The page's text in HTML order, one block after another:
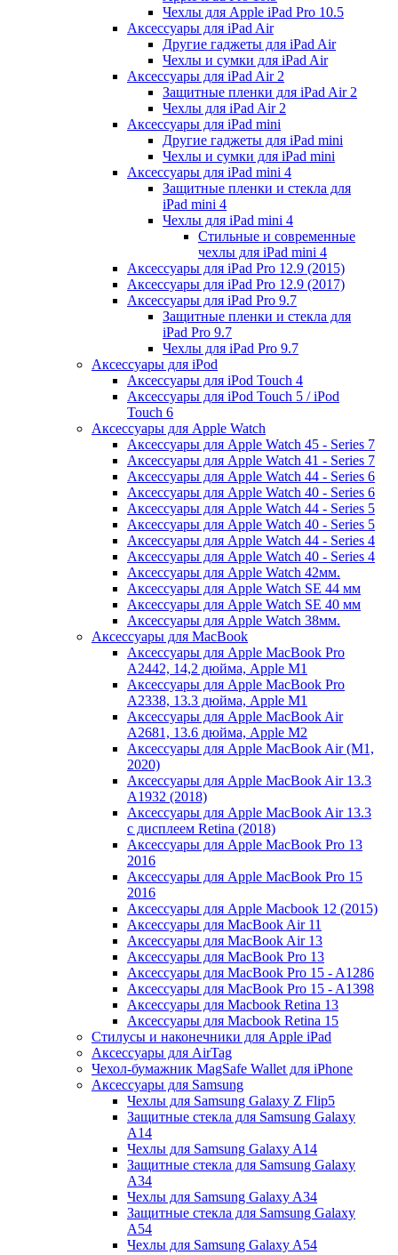
Чехлы для Apple iPad Pro 10.5
Аксессуары для iPad Air
Другие гаджеты для iPad Air
Чехлы и сумки для iPad Air
Аксессуары для iPad Air 2
Защитные пленки для iPad Air 2
Чехлы для iPad Air 2
Аксессуары для iPad mini
Другие гаджеты для iPad mini
Чехлы и сумки для iPad mini
Аксессуары для iPad mini 4
Защитные пленки и стекла для
iPad mini 4
Чехлы для iPad mini 4
Стильные и современные
чехлы для iPad mini 4
Аксессуары для iPad Pro 12.9 (2015)
Аксессуары для iPad Pro 12.9 (2017)
Аксессуары для iPad Pro 9.7
Защитные пленки и стекла для
iPad Pro 9.7
Чехлы для iPad Pro 9.7
Аксессуары для iPod
Аксессуары для iPod Touch 4
Аксессуары для iPod Touch 5 / iPod
Touch 6
Аксессуары для Apple Watch
Аксессуары для Apple Watch 45 - Series 7
Аксессуары для Apple Watch 41 - Series 7
Аксессуары для Apple Watch 44 - Series 6
Аксессуары для Apple Watch 40 - Series 6
Аксессуары для Apple Watch 44 - Series 5
Аксессуары для Apple Watch 40 - Series 5
Аксессуары для Apple Watch 44 - Series 4
Аксессуары для Apple Watch 40 - Series 4
Аксессуары для Apple Watch 42мм.
Аксессуары для Apple Watch SE 44 мм
Аксессуары для Apple Watch SE 40 мм
Аксессуары для Apple Watch 38мм.
Аксессуары для MacBook
Аксессуары для Apple MacBook Pro
A2442, 14,2 дюйма, Apple M1
Аксессуары для Apple MacBook Pro
A2338, 13.3 дюйма, Apple M1
Аксессуары для Apple MacBook Air
A2681, 13.6 дюйма, Apple M2
Аксессуары для Apple MacBook Air (M1,
2020)
Аксессуары для Apple MacBook Air 13.3
A1932 (2018)
Аксессуары для Apple MacBook Air 13.3
с дисплеем Retina (2018)
Аксессуары для Apple MacBook Pro 13
2016
Аксессуары для Apple MacBook Pro 15
2016
Аксессуары для Apple Macbook 12 (2015)
Аксессуары для MacBook Air 11
Аксессуары для MacBook Air 13
Аксессуары для MacBook Pro 13
Аксессуары для MacBook Pro 15 - A1286
Аксессуары для MacBook Pro 15 - A1398
Аксессуары для Macbook Retina 13
Аксессуары для Macbook Retina 15
Стилусы и наконечники для Apple iPad
Аксессуары для AirTag
Чехол-бумажник MagSafe Wallet для iPhone
Аксессуары для Samsung
Чехлы для Samsung Galaxy Z Flip5
Защитные стекла для Samsung Galaxy
A14
Чехлы для Samsung Galaxy A14
Защитные стекла для Samsung Galaxy
A34
Чехлы для Samsung Galaxy A34
Защитные стекла для Samsung Galaxy
A54
Чехлы для Samsung Galaxy A54